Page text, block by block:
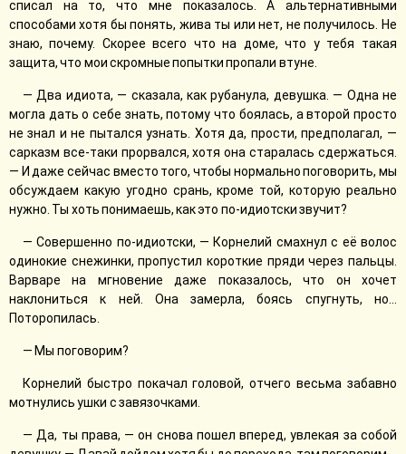
списал на то, что мне показалось. А альтернативными
способами хотя бы понять, жива ты или нет, не получилось. Не
знаю, почему. Скорее всего что на доме, что у тебя такая
защита, что мои скромные попытки пропали втуне.
— Два идиота, — сказала, как рубанула, девушка. — Одна не
могла дать о себе знать, потому что боялась, а второй просто
не знал и не пытался узнать. Хотя да, прости, предполагал, —
сарказм все-таки прорвался, хотя она старалась сдержаться.
— И даже сейчас вместо того, чтобы нормально поговорить, мы
обсуждаем какую угодно срань, кроме той, которую реально
нужно. Ты хоть понимаешь, как это по-идиотски звучит?
— Совершенно по-идиотски, — Корнелий смахнул с её волос
одинокие снежинки, пропустил короткие пряди через пальцы.
Варваре на мгновение даже показалось, что он хочет
наклониться к ней. Она замерла, боясь спугнуть, но...
Поторопилась.
— Мы поговорим?
Корнелий быстро покачал головой, отчего весьма забавно
мотнулись ушки с завязочками.
— Да, ты права, — он снова пошел вперед, увлекая за собой